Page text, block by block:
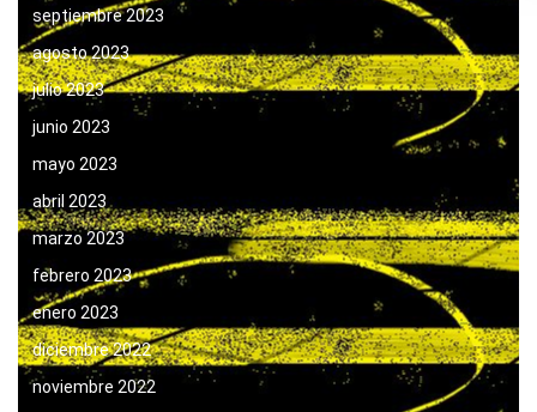
septiembre 2023
agosto 2023
julio 2023
junio 2023
mayo 2023
abril 2023
marzo 2023
febrero 2023
enero 2023
diciembre 2022
noviembre 2022